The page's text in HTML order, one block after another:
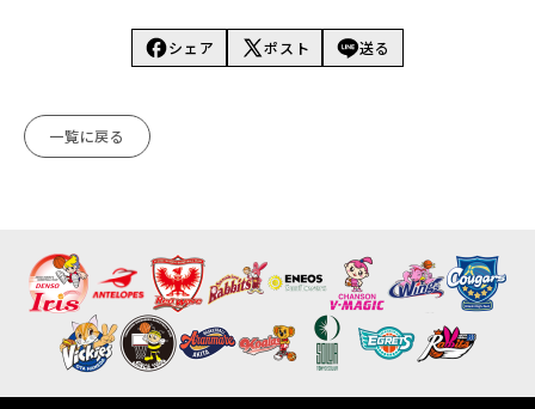
シェア ポスト 送る
一覧に戻る